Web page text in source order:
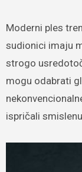
Moderni ples
sudionici imaju
strogo
mogu odabrati
ispričali